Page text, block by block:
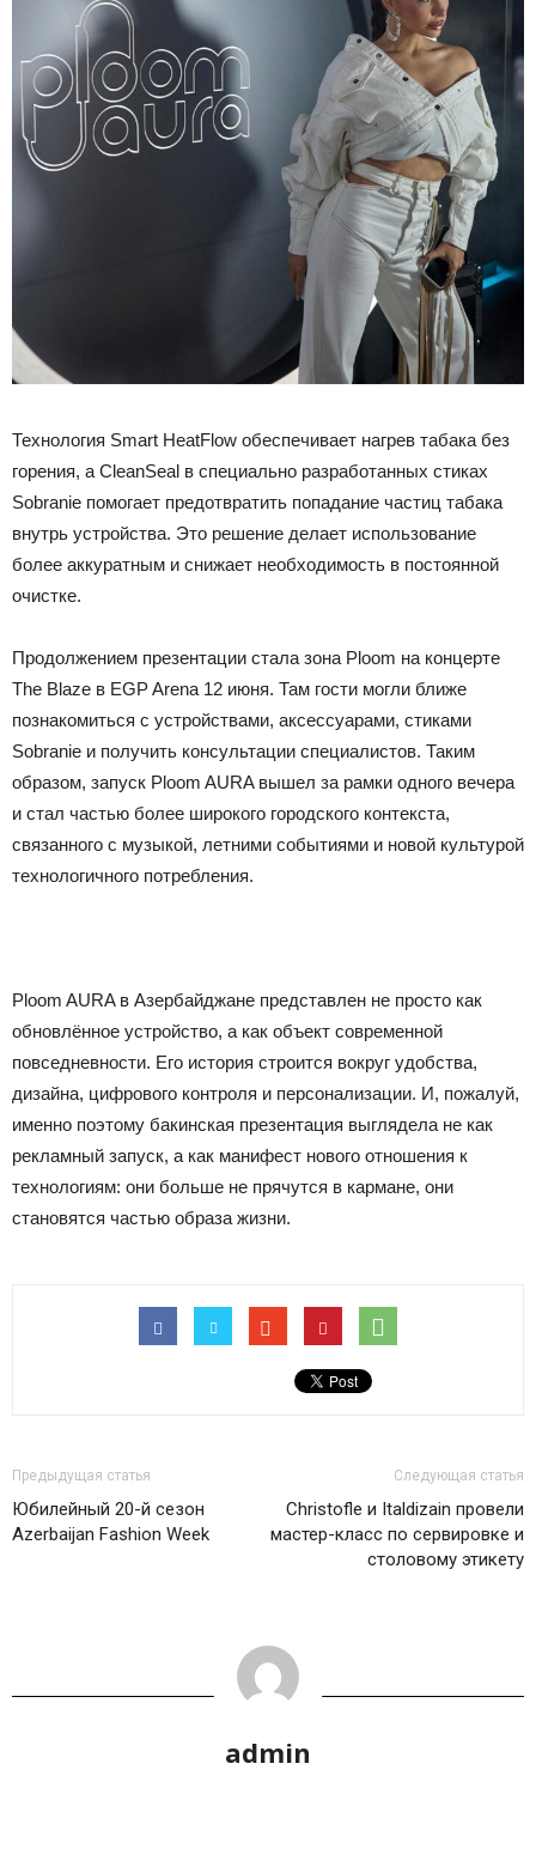
Технология Smart HeatFlow обеспечивает нагрев табака без
горения, а CleanSeal в специально разработанных стиках
Sobranie помогает предотвратить попадание частиц табака
внутрь устройства. Это решение делает использование
более аккуратным и снижает необходимость в постоянной
очистке.
Продолжением презентации стала зона Ploom на концерте
The Blaze в EGP Arena 12 июня. Там гости могли ближе
познакомиться с устройствами, аксессуарами, стиками
Sobranie и получить консультации специалистов. Таким
образом, запуск Ploom AURA вышел за рамки одного вечера
и стал частью более широкого городского контекста,
связанного с музыкой, летними событиями и новой культурой
технологичного потребления.
Ploom AURA в Азербайджане представлен не просто как
обновлённое устройство, а как объект современной
повседневности. Его история строится вокруг удобства,
дизайна, цифрового контроля и персонализации. И, пожалуй,
именно поэтому бакинская презентация выглядела не как
рекламный запуск, а как манифест нового отношения к
технологиям: они больше не прячутся в кармане, они
становятся частью образа жизни.
Предыдущая статья
Юбилейный 20-й сезон
Azerbaijan Fashion Week
Следующая статья
Christofle и Italdizain провели
мастер-класс по сервировке и
столовому этикету
admin